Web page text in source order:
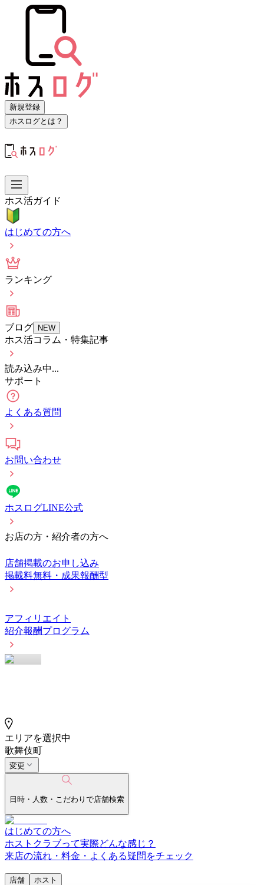
新規登録
ホスログとは？
ホス活ガイド
はじめての方へ
ランキング
ブログ NEW
ホス活コラム・特集記事
読み込み中...
サポート
よくある質問
お問い合わせ
ホスログLINE公式
お店の方・紹介者の方へ
店舗掲載のお申し込み
掲載料無料・成果報酬型
アフィリエイト
紹介報酬プログラム
エリアを選択中
歌舞伎町
変更
日時・人数・こだわりで店舗検索
はじめての方へ
ホストクラブって実際どんな感じ？
来店の流れ・料金・よくある疑問をチェック
店舗 ホスト